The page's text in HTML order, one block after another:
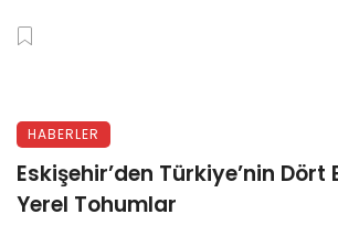
HABERLER
Eskişehir’den Türkiye’nin Dört
Yerel Tohumlar